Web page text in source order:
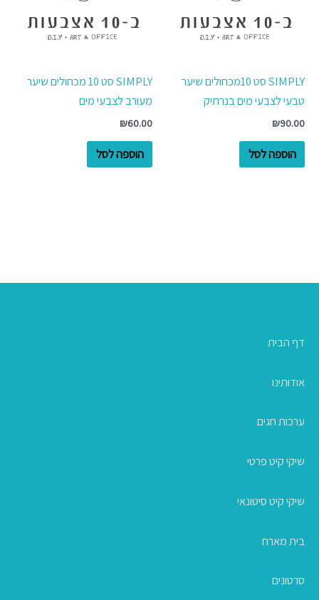
SIMPLY סט 10מכחולים שיער
טבעי לצבעי מים בנרתיק
₪90.00
הוספה לסל
SIMPLY סט 10 מכחולים שיער
מעורב לצבעי מים
₪60.00
הוספה לסל
דף הבית
אודותינו
ערכות חגים
שיקי קיט פרטי
שיקי קיט סיטונאי
בית מארח
סרטונים